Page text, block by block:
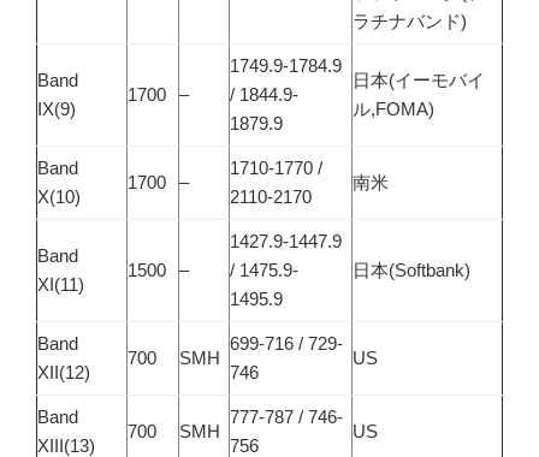
ラチナバンド)
Band
IX(9)
1700 –
1749.9-1784.9
/ 1844.9-
1879.9
日本(イーモバイ
ル,FOMA)
Band
X(10)
1700 –
1710-1770 /
2110-2170
南米
Band
XI(11)
1500 –
1427.9-1447.9
/ 1475.9-
1495.9
日本(Softbank)
Band
XII(12)
700 SMH
699-716 / 729-
746
US
Band
XIII(13)
700 SMH
777-787 / 746-
756
US